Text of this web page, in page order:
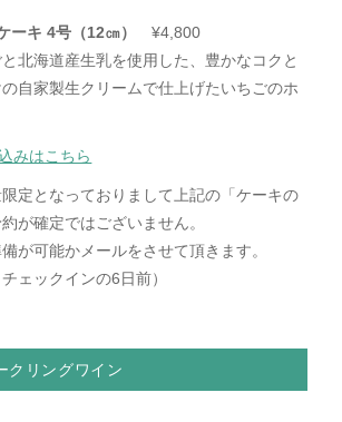
ーキ 4号（12㎝）
¥4,800
北海道産生乳を使用した、豊かなコクと
自家製生クリームで仕上げたいちごのホ
みはこちら
定となっておりまして上記の「ケーキの
が確定ではございません。
が可能かメールをさせて頂きます。
ェックインの6日前）
クリングワイン